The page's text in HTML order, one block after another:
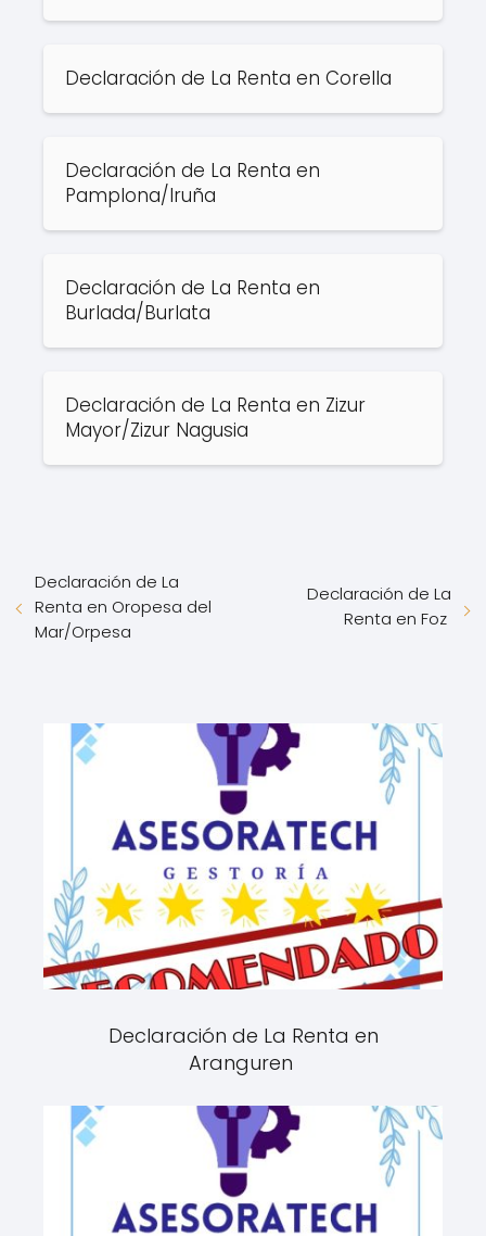
Declaración de La Renta en Corella
Declaración de La Renta en
Pamplona/Iruña
Declaración de La Renta en
Burlada/Burlata
Declaración de La Renta en Zizur
Mayor/Zizur Nagusia
Declaración de La
Renta en Oropesa del
Mar/Orpesa
Declaración de La
Renta en Foz
Declaración de La Renta en
Aranguren